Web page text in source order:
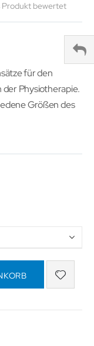
Produkt bewertet
für den
Physiotherapie.
Größen des